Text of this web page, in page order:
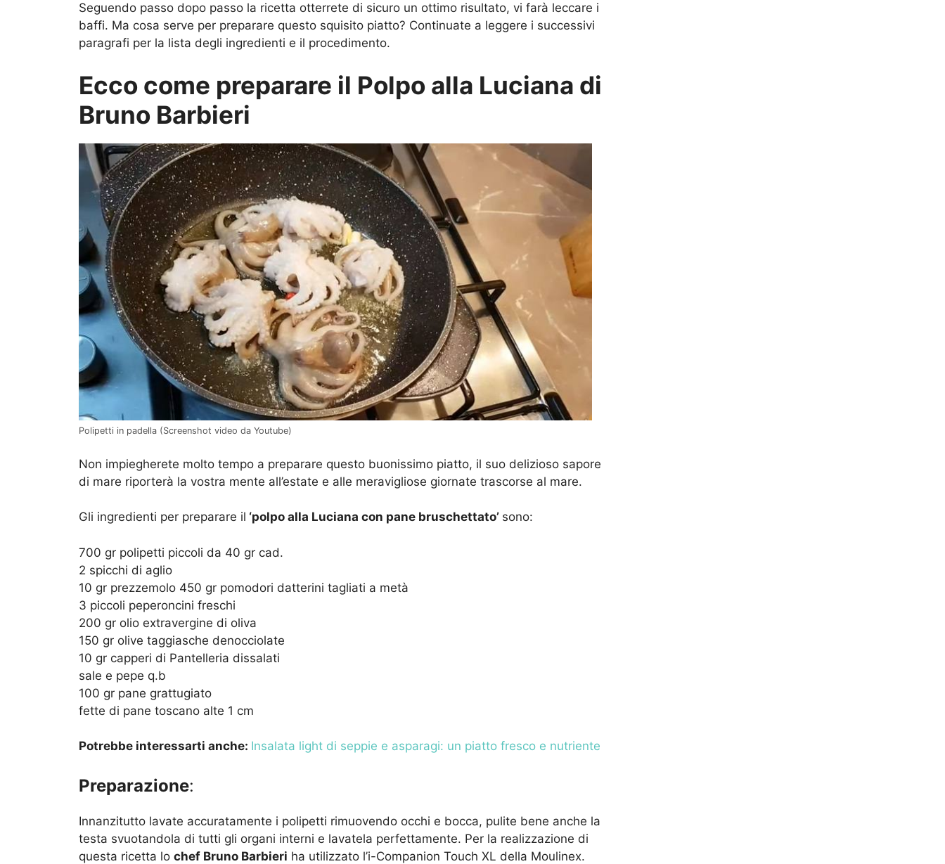
Seguendo passo dopo passo la ricetta otterrete di sicuro un ottimo risultato, vi farà leccare i
baffi. Ma cosa serve per preparare questo squisito piatto? Continuate a leggere i successivi
paragrafi per la lista degli ingredienti e il procedimento.
Ecco come preparare il Polpo alla Luciana di
Bruno Barbieri
Polipetti in padella (Screenshot video da Youtube)
Non impiegherete molto tempo a preparare questo buonissimo piatto, il suo delizioso sapore
di mare riporterà la vostra mente all’estate e alle meravigliose giornate trascorse al mare.
Gli ingredienti per preparare il ‘polpo alla Luciana con pane bruschettato’ sono:
700 gr polipetti piccoli da 40 gr cad.
2 spicchi di aglio
10 gr prezzemolo 450 gr pomodori datterini tagliati a metà
3 piccoli peperoncini freschi
200 gr olio extravergine di oliva
150 gr olive taggiasche denocciolate
10 gr capperi di Pantelleria dissalati
sale e pepe q.b
100 gr pane grattugiato
fette di pane toscano alte 1 cm
Potrebbe interessarti anche: Insalata light di seppie e asparagi: un piatto fresco e nutriente
Preparazione:
Innanzitutto lavate accuratamente i polipetti rimuovendo occhi e bocca, pulite bene anche la
testa svuotandola di tutti gli organi interni e lavatela perfettamente. Per la realizzazione di
questa ricetta lo chef Bruno Barbieri ha utilizzato l’i-Companion Touch XL della Moulinex.